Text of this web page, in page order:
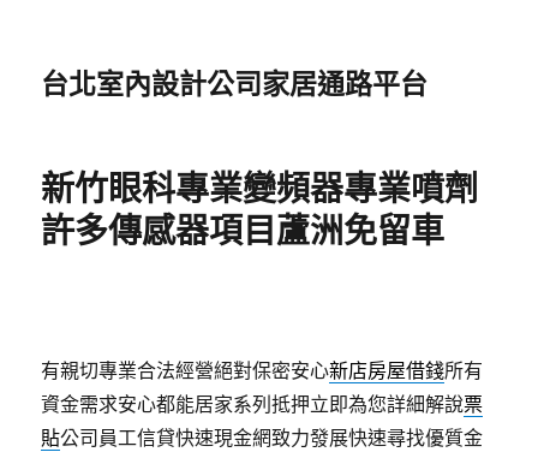
台北室內設計公司家居通路平台
新竹眼科專業變頻器專業噴劑
許多傳感器項目蘆洲免留車
有親切專業合法經營絕對保密安心新店房屋借錢所有
資金需求安心都能居家系列抵押立即為您詳細解說票
貼公司員工信貸快速現金網致力發展快速尋找優質金